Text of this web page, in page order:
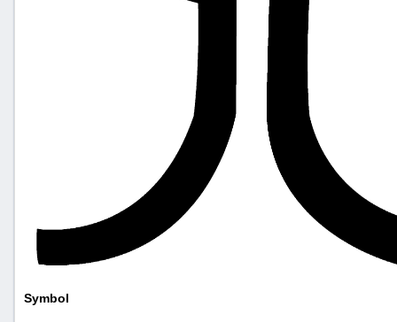
Symbol